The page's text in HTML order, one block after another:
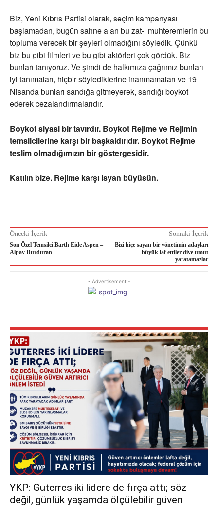
Biz, Yeni Kıbrıs Partisi olarak, seçim kampanyası
başlamadan, bugün sahne alan bu zat-ı muhteremlerin bu
topluma verecek bir şeyleri olmadığını söyledik. Çünkü
biz bu gibi filmleri ve bu gibi aktörleri çok gördük. Biz
bunları tanıyoruz. Ve şimdi de halkımıza çağrımız bunları
iyi tanımaları, hiçbir söylediklerine inanmamaları ve 19
Nisanda bunları sandığa gitmeyerek, sandığı boykot
ederek cezalandırmalarıdır.
Boykot siyasi bir tavırdır. Boykot Rejime ve Rejimin
temsilcilerine karşı bir başkaldırıdır. Boykot Rejime
teslim olmadığımızın bir göstergesidir.
Katılın bize. Rejime karşı isyan büyüsün.
Önceki İçerik
Son Özel Temsilci Barth Eide Aspen –
Alpay Durduran
Sonraki İçerik
Bizi hiçe sayan bir yönetimin adayları
büyük laf ettiler diye umut
yaratamazlar
- Advertisement -
YKP: Guterres iki lidere de fırça attı; söz
değil, günlük yaşamda ölçülebilir güven